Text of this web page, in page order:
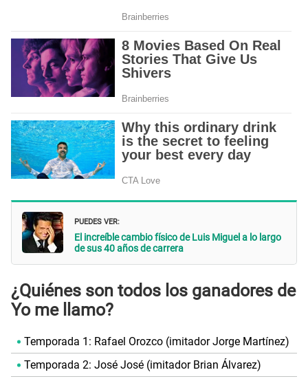
PUEDES VER:
El increíble cambio físico de Luis Miguel a lo largo
de sus 40 años de carrera
¿Quiénes son todos los ganadores de
Yo me llamo?
Temporada 1: Rafael Orozco (imitador Jorge Martínez)
Temporada 2: José José (imitador Brian Álvarez)